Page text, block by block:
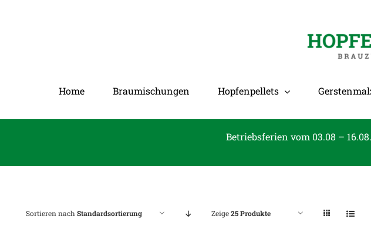
Home Braumischungen Hopfenpellets
Betriebsferien vom 03.08 –
Sortieren nach Standardsortierung Zeige25 Produkte